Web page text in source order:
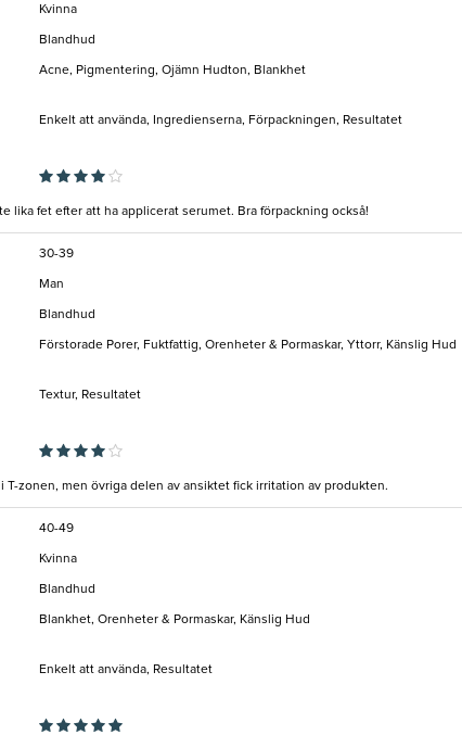
Kvinna
Blandhud
Acne, Pigmentering, Ojämn Hudton, Blankhet
Enkelt att använda, Ingredienserna, Förpackningen, Resultatet
lika fet efter att ha applicerat serumet. Bra förpackning också!
30-39
Man
Blandhud
Förstorade Porer, Fuktfattig, Orenheter & Pormaskar, Yttorr, Känslig Hud
Textur, Resultatet
i T-zonen, men övriga delen av ansiktet fick irritation av produkten.
40-49
Kvinna
Blandhud
Blankhet, Orenheter & Pormaskar, Känslig Hud
Enkelt att använda, Resultatet